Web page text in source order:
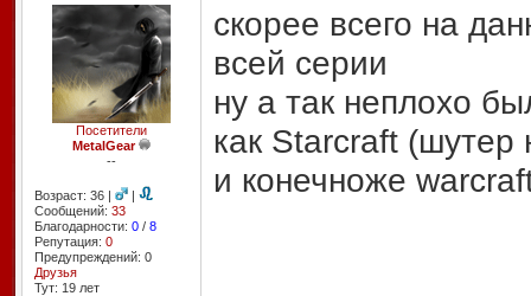
Посетители
MetalGear
--
Возраст: 36 |
|
Сообщений: 33
Благодарности: 0/ 8
Репутация: 0
Предупреждений: 0
Друзья
Тут: 19 лет
cкорее всего на
всей серии
ну а так неплохо
как Starcraft (шутер
и конечноже